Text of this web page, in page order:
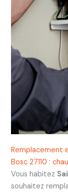
Remplacement
Bosc 27110 :
Vous habitez
souhaitez